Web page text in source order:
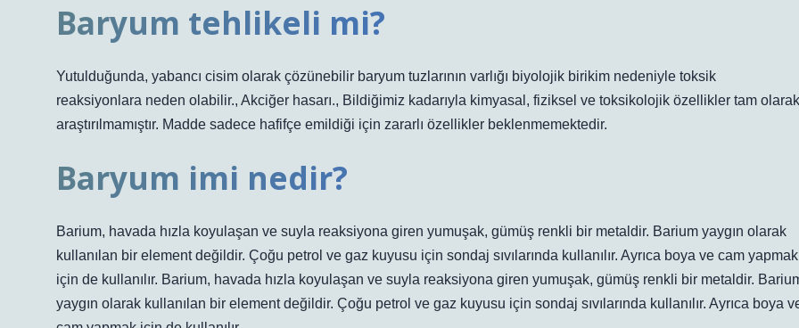
Baryum tehlikeli mi?
Yutulduğunda, yabancı cisim olarak çözünebilir baryum tuzlarının varlığı biyolojik birikim nedeniyle toksik
reaksiyonlara neden olabilir., Akciğer hasarı., Bildiğimiz kadarıyla kimyasal, fiziksel ve toksikolojik özellikler tam olarak
araştırılmamıştır. Madde sadece hafifçe emildiği için zararlı özellikler beklenmemektedir.
Baryum imi nedir?
Barium, havada hızla koyulaşan ve suyla reaksiyona giren yumuşak, gümüş renkli bir metaldir. Barium yaygın olarak
kullanılan bir element değildir. Çoğu petrol ve gaz kuyusu için sondaj sıvılarında kullanılır. Ayrıca boya ve cam yapmak
için de kullanılır. Barium, havada hızla koyulaşan ve suyla reaksiyona giren yumuşak, gümüş renkli bir metaldir.
yaygın olarak kullanılan bir element değildir. Çoğu petrol ve gaz kuyusu için sondaj sıvılarında kullanılır. Ayrıca boya